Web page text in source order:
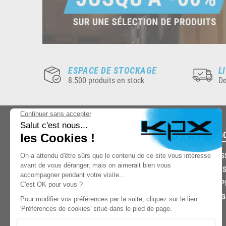
ESPACE DE STOCKAGE
8.500 produits en stock
03.85.32.96.74
© 2026 -KPX PARTS- SITE CRÉÉ PARLET'S CLIC